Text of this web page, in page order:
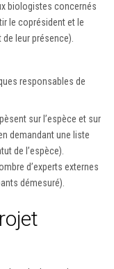
biologistes concernés
le coprésident et le
leur présence).
responsables de
sur l’espèce et sur
demandant une liste
de l’espèce).
d’experts externes
démesuré).